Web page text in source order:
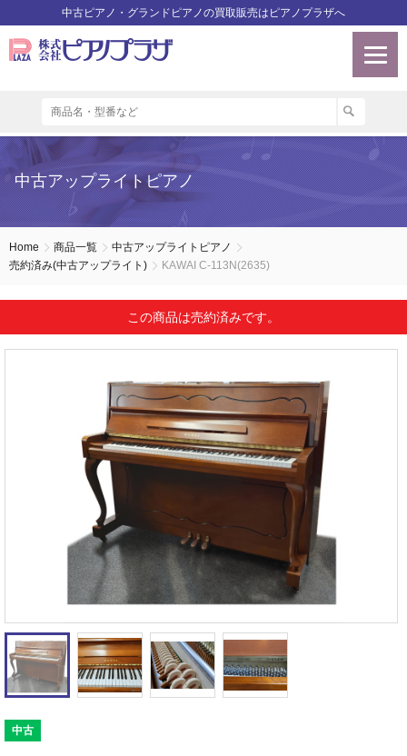
中古ピアノ・グランドピアノの買取販売はピアノプラザへ
中古アップライトピアノ
Home 商品一覧
中古アップライトピアノ
売約済み(中古アップライト)
KAWAI C-113N(2635)
この商品は売約済みです。
中古